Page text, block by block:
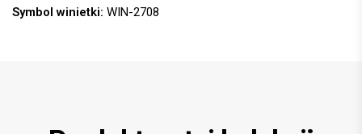
Symbol winietki: WIN-2708